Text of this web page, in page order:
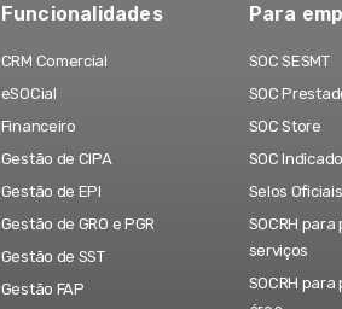
Funcionalidades
CRM Comercial
eSOCial
Financeiro
Gestão de CIPA
Gestão de EPI
Gestão de GRO e PGR
Gestão de SST
Gestão FAP
Para
SOC SESMT
SOC
SOC Store
SOC
Selos Oficiais
SOCRH
serviços
SOCRH